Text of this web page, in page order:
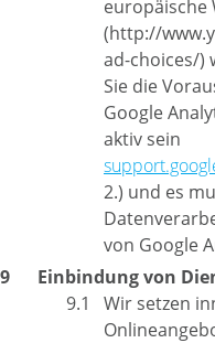
europäische
(http://
ad-choices/)
Sie die
Google
aktiv sein
2.) und es
von Google
Einbindung von
Wir setzen